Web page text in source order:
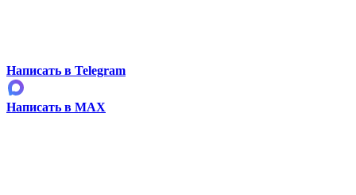
Написать в Telegram
Написать в MAX